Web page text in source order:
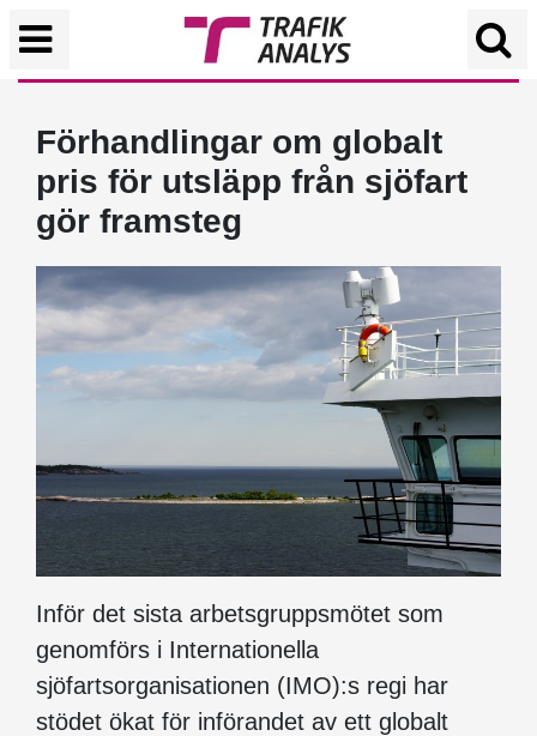
Förhandlingar om globalt
pris för utsläpp från sjöfart
gör framsteg
Inför det sista arbetsgruppsmötet som
genomförs i Internationella
sjöfartsorganisationen (IMO):s regi har
stödet ökat för införandet av ett globalt